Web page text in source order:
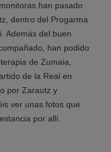
han pasado
dentro del Progarma
Además del buen
han podido
de Zumaia,
de la Real en
por Zarautz y
ver unas fotos que
por allí.